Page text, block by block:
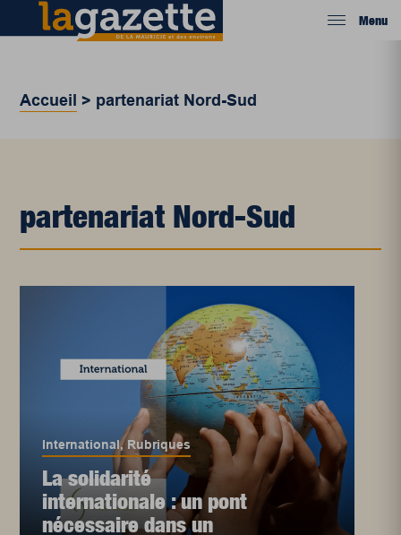
Menu
Accueil > partenariat Nord-Sud
partenariat Nord-Sud
International,Rubriques
La solidarité
internationale : un pont
nécessaire dans un